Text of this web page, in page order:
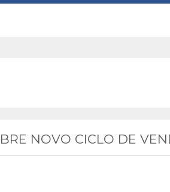
NOVO CICLO DE